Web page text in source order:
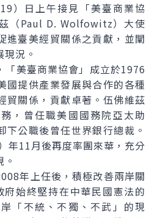
日上午接見「美臺商業協
（Paul D. Wolfowitz）大使
進臺美經貿關係之貢獻，並闡
況。
美臺商業協會」成立於1976
國提供產業發展與合作的各種
貿關係，貢獻卓著。伍佛維茲
，曾任職美國國務院亞太助
下公職後曾任世界銀行總裁。
年11月後再度率團來華，充分
年上任後，積極改善兩岸關
始終堅持在中華民國憲法的
「不統、不獨、不武」的現